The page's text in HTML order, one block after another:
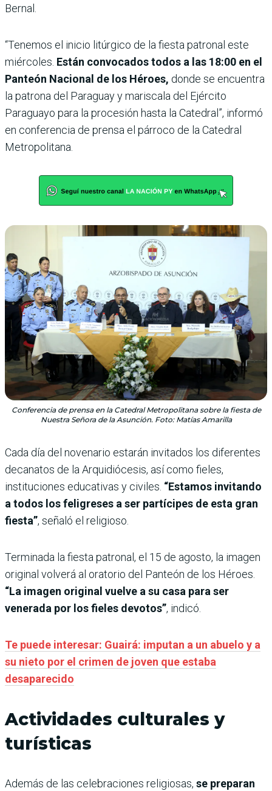
Bernal.
“Tenemos el inicio litúrgico de la fiesta patronal este
miércoles. Están convocados todos a las 18:00 en el
Panteón Nacional de los Héroes, donde se encuentra
la patrona del Paraguay y mariscala del Ejército
Paraguayo para la procesión hasta la Catedral”, informó
en conferencia de prensa el párroco de la Catedral
Metropolitana.
Conferencia de prensa en la Catedral Metropolitana sobre la fiesta de
Nuestra Señora de la Asunción. Foto: Matías Amarilla
Cada día del novenario estarán invitados los diferentes
decanatos de la Arquidiócesis, así como fieles,
instituciones educativas y civiles. “Estamos invitando
a todos los feligreses a ser partícipes de esta gran
fiesta”, señaló el religioso.
Terminada la fiesta patronal, el 15 de agosto, la imagen
original volverá al oratorio del Panteón de los Héroes.
“La imagen original vuelve a su casa para ser
venerada por los fieles devotos”, indicó.
Te puede interesar: Guairá: imputan a un abuelo y a
su nieto por el crimen de joven que estaba
desaparecido
Actividades culturales y
turísticas
Además de las celebraciones religiosas, se preparan